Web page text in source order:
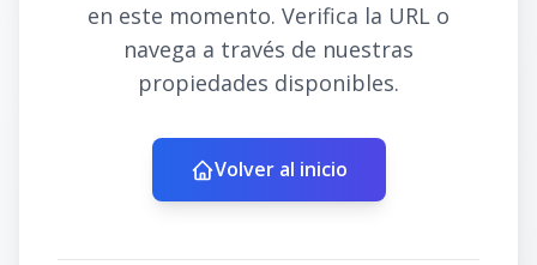
en este momento. Verifica la URL o
navega a través de nuestras
propiedades disponibles.
Volver al inicio